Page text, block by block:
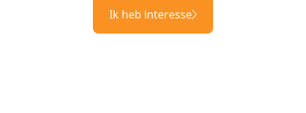
Ik heb interesse